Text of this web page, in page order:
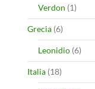
Verdon (1)
Grecia (6)
Leonidio (6)
Italia (18)